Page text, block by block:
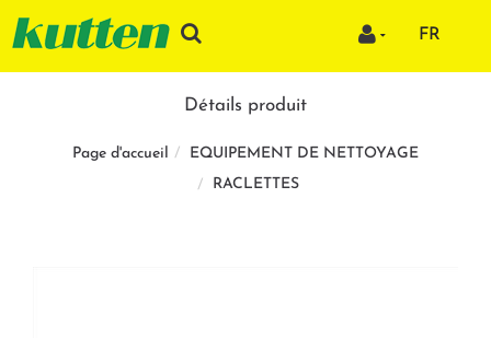
FR
Détails produit
Page d'accueil
EQUIPEMENT DE NETTOYAGE
RACLETTES